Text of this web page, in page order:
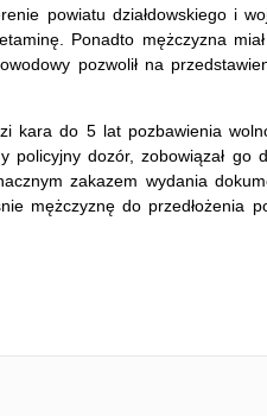
powiatu działdowskiego i
Ponadto mężczyzna
pozwolił na
kara do 5 lat pozbawienia
policyjny dozór, zobowiązał go
zakazem wydania
mężczyznę do przedłożenia